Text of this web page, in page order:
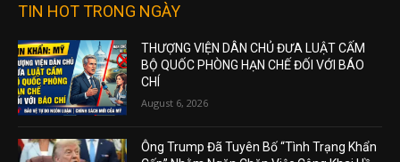
TIN HOT TRONG NGÀY
THƯỢNG VIỆN DÂN CHỦ ĐƯA LUẬT CẤM
BỘ QUỐC PHÒNG HẠN CHẾ ĐỐI VỚI BÁO
CHÍ
August 6, 2026
Ông Trump Đã Tuyên Bố “Tình Trạng Khẩn